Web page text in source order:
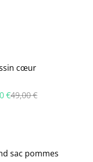
cœur
€49,00 €
sac pommes